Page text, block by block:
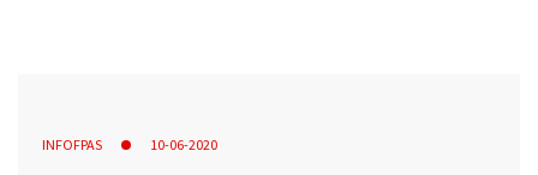
INFOFPAS 10-06-2020